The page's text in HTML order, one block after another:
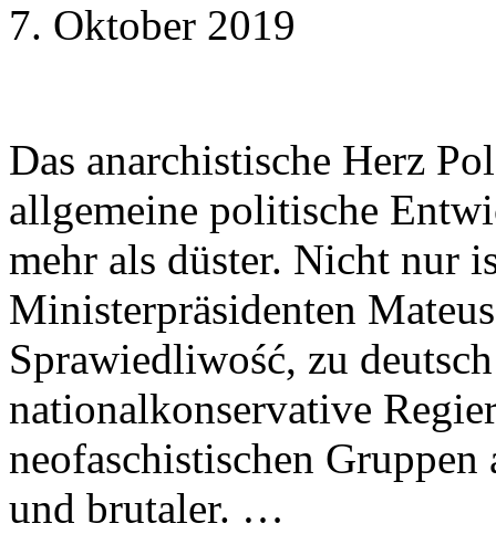
7. Oktober 2019
Das anarchistische Herz
allgemeine politische
mehr als düster. Nicht nur
Ministerpräsidenten
Sprawiedliwość, zu
nationalkonservative
neofaschistischen
und brutaler. …